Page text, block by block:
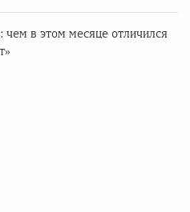
в этом месяце отличился